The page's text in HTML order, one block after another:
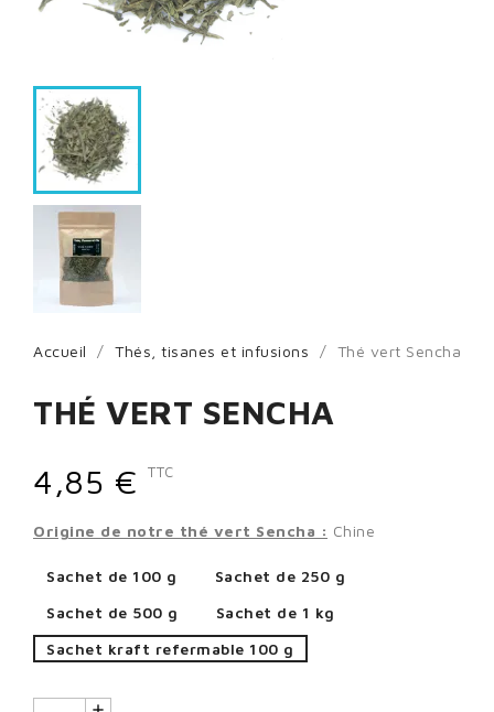
Accueil Thés, tisanes et infusions Thé vert Sencha
THÉ VERT SENCHA
4,85 €
TTC
Origine de notre thé vert Sencha : Chine
Sachet de 100 g
Sachet de 250 g
Sachet de 500 g
Sachet de 1 kg
Sachet kraft refermable 100 g